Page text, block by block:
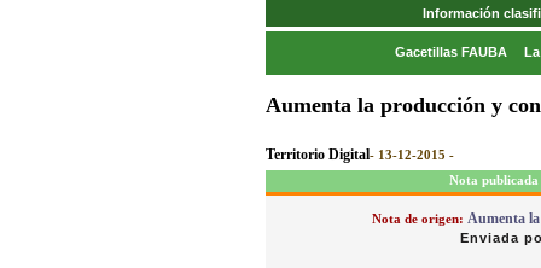
Información
Gacetillas FAUBA
Aumenta la producción y
Territorio Digital- 13-12-2015 -
Nota
Nota de origen: Aumenta
Enviada